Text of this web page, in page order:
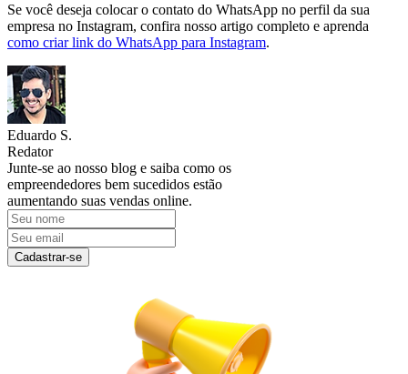
Se você deseja colocar o contato do WhatsApp no perfil da sua
empresa no Instagram, confira nosso artigo completo e aprenda
como criar link do WhatsApp para Instagram.
Eduardo S.
Redator
Junte-se ao nosso blog e saiba como os
empreendedores bem sucedidos estão
aumentando suas vendas online.
Cadastrar-se